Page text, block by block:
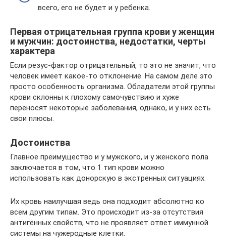
всего, его не будет и у ребенка.
Первая отрицательная группа крови у женщин
и мужчин: достоинства, недостатки, черты
характера
Если резус-фактор отрицательный, то это не значит, что
человек имеет какое-то отклонение. На самом деле это
просто особенность организма. Обладатели этой группы
крови склонны к плохому самочувствию и хуже
переносят некоторые заболевания, однако, и у них есть
свои плюсы.
Достоинства
Главное преимущество и у мужского, и у женского пола
заключается в том, что 1 тип крови можно
использовать как донорскую в экстренных ситуациях.
Их кровь наилучшая ведь она подходит абсолютно ко
всем другим типам. Это происходит из-за отсутствия
антигенных свойств, что не проявляет ответ иммунной
системы на чужеродные клетки.